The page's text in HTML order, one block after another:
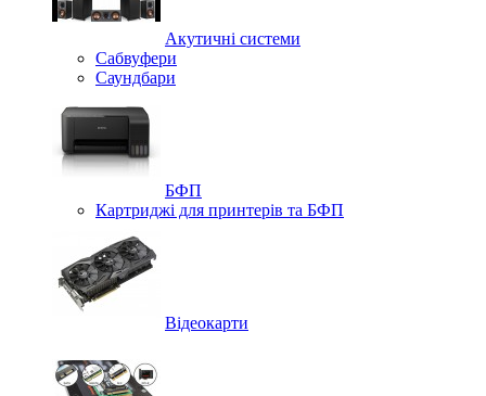
Акутичні системи
Сабвуфери
Саундбари
БФП
Картриджі для принтерів та БФП
Відеокарти